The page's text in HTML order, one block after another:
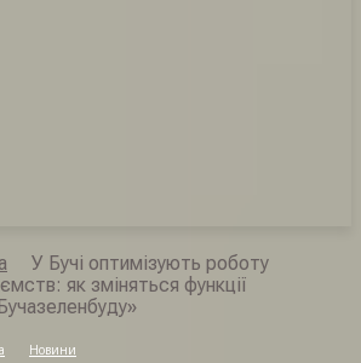
У Бучі оптимізують роботу
як зміняться функції
Новини